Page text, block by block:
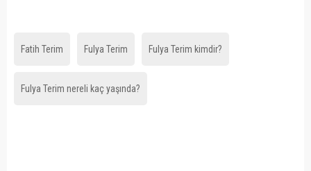
Fatih Terim Fulya Terim Fulya Terim kimdir?
Fulya Terim nereli kaç yaşında?